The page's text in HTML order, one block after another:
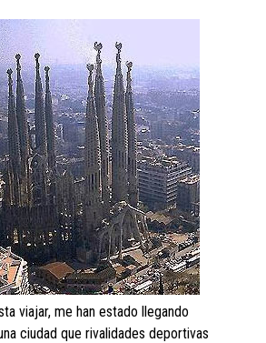
viajar, me han estado llegando
ciudad que rivalidades deportivas